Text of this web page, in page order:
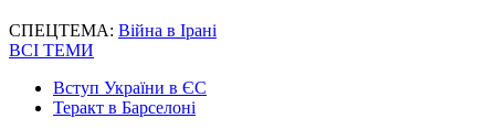
СПЕЦТЕМА: Війна в Ірані
ВСІ ТЕМИ
Вступ України в ЄС
Теракт в Барселоні